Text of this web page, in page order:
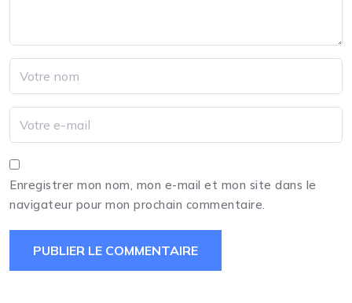
Enregistrer mon nom, mon e-mail et mon site dans le
navigateur pour mon prochain commentaire.